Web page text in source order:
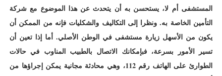
المستشفى أم لا، يستحسن به أن يتحدث عن هذا الموضوع مع شركة
التأمين الخاصة به. ونظرا إلى التكاليف والشكليات فإنه من الممكن أن
يكون من الأسهل زيارة مستشفى في الوطن الأصلي. أما إذا تعين أن
تسير الأمور بسرعة، فبإمكانك الاتصال بالطبيب المناوب في حالات
الطوارئ على الهاتف رقم 112، وهي محادثة مجانية يمكن إجراؤها من